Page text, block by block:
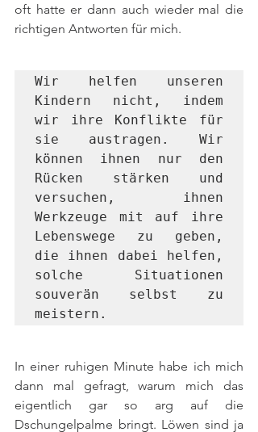
oft hatte er dann auch wieder mal die
richtigen Antworten für mich.
Wir helfen unseren
Kindern nicht, indem
wir ihre Konflikte für
sie austragen. Wir
können ihnen nur den
Rücken stärken und
versuchen, ihnen
Werkzeuge mit auf ihre
Lebenswege zu geben,
die ihnen dabei helfen,
solche Situationen
souverän selbst zu
meistern.
In einer ruhigen Minute habe ich mich
dann mal gefragt, warum mich das
eigentlich gar so arg auf die
Dschungelpalme bringt. Löwen sind ja